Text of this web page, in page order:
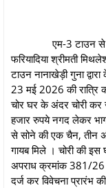
एम-3 टाउन से
फरियादिया श्रीमती
टाउन नानाखेड़ी गुना
23 मई 2026 की रात्रि
चोर घर के अंदर चोरी
हजार रुपये नगद लेकर
से सोने की एक चैन, तीन
गायब मिले । चोरी की
अपराध क्रमांक 381/26
दर्ज कर विवेचना प्रारंभ